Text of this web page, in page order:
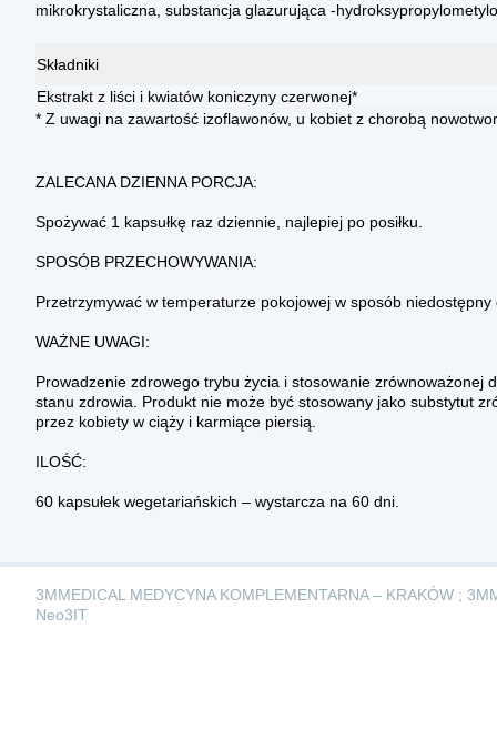
mikrokrystaliczna, substancja glazurująca -
Składniki
Ekstrakt z liści i kwiatów koniczyny czerwonej*
* Z uwagi na zawartość izoflawonów, u kobiet z chorobą
ZALECANA DZIENNA PORCJA:
Spożywać 1 kapsułkę raz dziennie, najlepiej po posiłku.
SPOSÓB PRZECHOWYWANIA:
Przetrzymywać w temperaturze pokojowej w sposób niedostępny
WAŻNE UWAGI:
Prowadzenie zdrowego trybu życia i stosowanie zrównoważonej
stanu zdrowia. Produkt nie może być stosowany jako substytut
przez kobiety w ciąży i karmiące piersią.
ILOŚĆ:
60 kapsułek wegetariańskich – wystarcza na 60 dni.
3MMEDICAL MEDYCYNA KOMPLEMENTARNA – KRAKÓW ;
Neo3IT